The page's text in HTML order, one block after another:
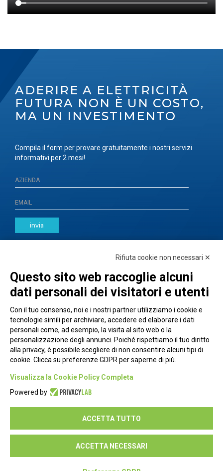
ADERIRE A ELETTRICITÀ
FUTURA NON È UN COSTO,
MA UN INVESTIMENTO
Compila il form per provare gratuitamente i nostri servizi
informativi per 2 mesi!
invia
Piazza Alessandria, 24 - 00198 Roma
Privacy Policy
Seguici su:
Rifiuta cookie non necessari ✕
Questo sito web raccoglie alcuni
dati personali dei visitatori e utenti
Con il tuo consenso, noi e i nostri partner utilizziamo i cookie e
tecnologie simili per archiviare, accedere ed elaborare i dati
personali come, ad esempio, la visita al sito web o la
personalizzazione degli annunci. Poiché rispettiamo il tuo diritto
alla privacy, è possibile scegliere di non consentire alcuni tipi di
cookie. Clicca su preferenze GDPR per saperne di più.
Visualizza la Cookie Policy Completa
Powered by
ACCETTA TUTTO
ACCETTA NECESSARI